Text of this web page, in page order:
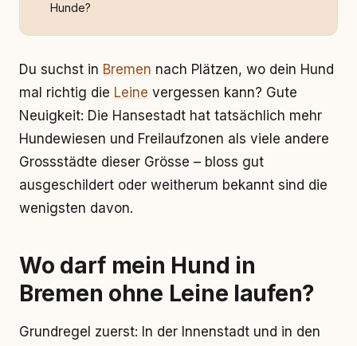
Hunde?
Du suchst in Bremen nach Plätzen, wo dein Hund
mal richtig die Leine vergessen kann? Gute
Neuigkeit: Die Hansestadt hat tatsächlich mehr
Hundewiesen und Freilaufzonen als viele andere
Grossstädte dieser Grösse – bloss gut
ausgeschildert oder weitherum bekannt sind die
wenigsten davon.
Wo darf mein Hund in
Bremen ohne Leine laufen?
Grundregel zuerst: In der Innenstadt und in den